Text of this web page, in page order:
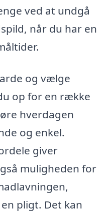
ved at undgå
når du har en
og vælge
op for en række
hverdagen
og enkel.
giver
muligheden for
pligt. Det kan